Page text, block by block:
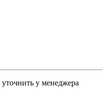
уточнить у менеджера